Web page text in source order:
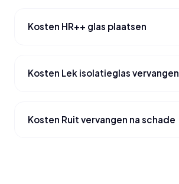
Kosten HR++ glas plaatsen
Kosten Lek isolatieglas vervangen
Kosten Ruit vervangen na schade